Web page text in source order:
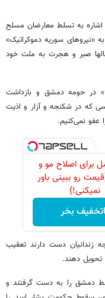
اشاره به تسلط معارضان مسلح
«نیروهای سوریه دموکراتیک»
صبر و هجرت به ملت خود
در حومه دمشق و بازداشت
که در شکنجه و آزار و اذیت
عفو نمی‌کنیم.
برای اصلاح مو و
رو ببینی باور
نمیکنی!)
بخر
زندانیان دست دارند تعقیب
تحویل دهند.
دمشق را به دست گرفتند و